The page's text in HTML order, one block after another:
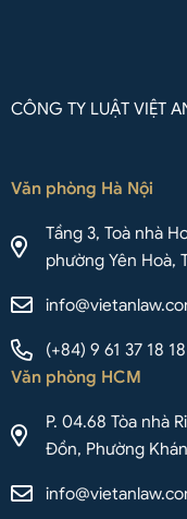
CÔNG TY LUẬT VIỆT
Văn phòng Hà Nội
Tầng 3, Toà nhà
phường Yên Hoà,
(+84) 9 61 37 18 18
Văn phòng HCM
P. 04.68 Tòa nhà
Đồn, Phường